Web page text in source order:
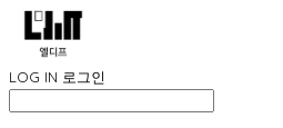
LOG IN 로그인